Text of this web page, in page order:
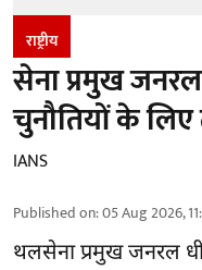
राष्ट्रीय
सेना प्रमुख
चुनौतियों के
IANS
Published on:05 Aug 2026,
थलसेना प्रमुख जनरल